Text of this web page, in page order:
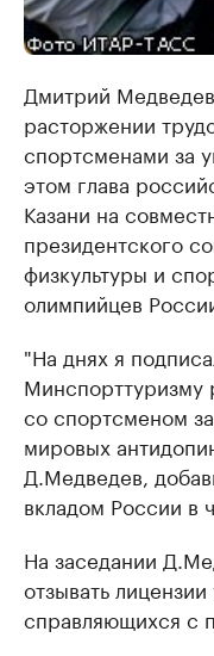
Дмитрий
расторжении
спортсменами за
этом глава
Казани на
президентского
физкультуры и
олимпийцев
"На днях я
Минспорттуризму
со спортсменом
мировых
Д.Медведев,
вкладом России в
На заседании
отзывать
справляющихся с